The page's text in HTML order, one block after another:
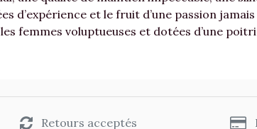
d’expérience et le fruit d’une passion
femmes voluptueuses et dotées d’une
Retours acceptés